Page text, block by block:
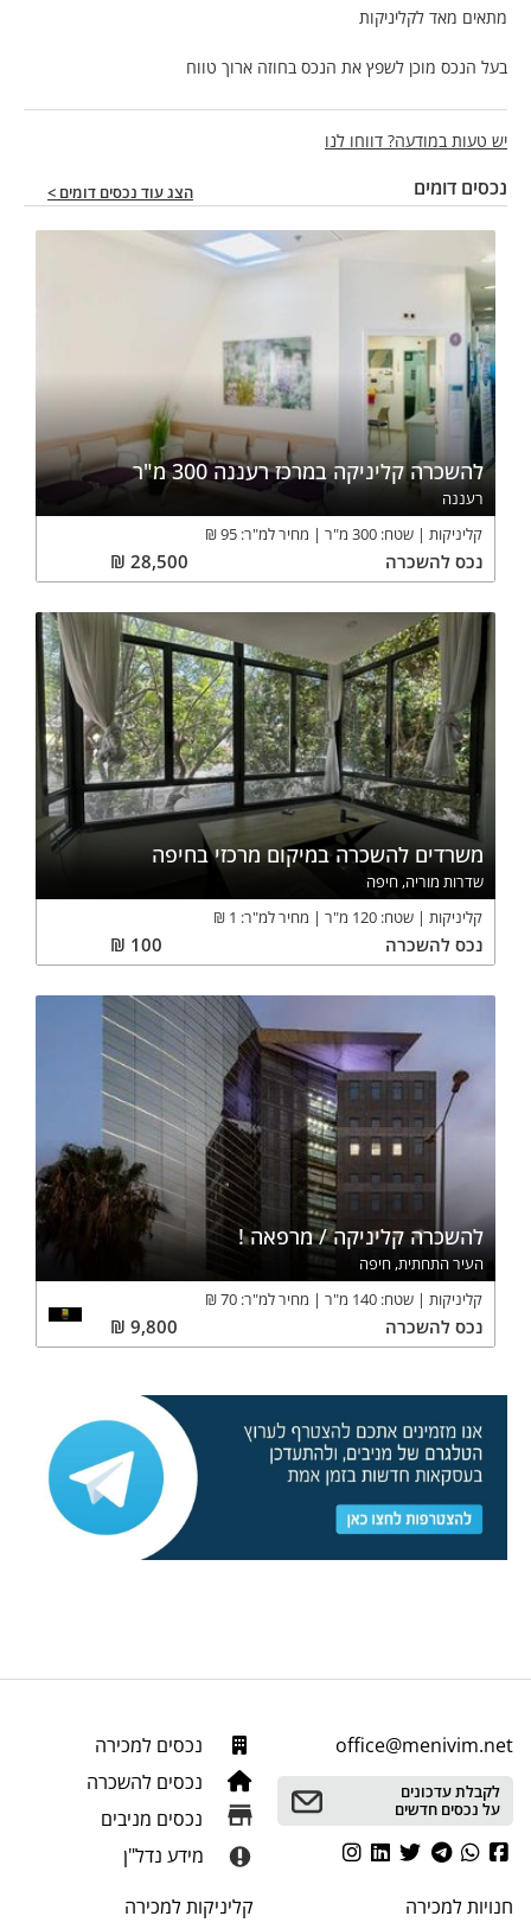
מתאים מאד לקליניקות
בעל הנכס מוכן לשפץ את הנכס בחוזה ארוך טווח
יש טעות במודעה? דווחו לנו
נכסים דומים הצג עוד נכסים דומים >
להשכרה קליניקה במרכז רעננה 300 מ"ר
רעננה
קליניקות
שטח: 300 מ"ר מחיר למ"ר: 95
₪
נכס להשכרה 28,500
₪
משרדים להשכרה במיקום מרכזי בחיפה
שדרות מוריה, חיפה
קליניקות
שטח: 120 מ"ר מחיר למ"ר: 1
₪
נכס להשכרה 100
₪
להשכרה קליניקה / מרפאה !
העיר התחתית, חיפה
קליניקות
שטח: 140 מ"ר מחיר למ"ר: 70
₪
נכס להשכרה 9,800
₪
office@menivim.net
לקבלת עדכונים
על נכסים חדשים
נכסים למכירה
נכסים להשכרה
נכסים מניבים
מידע נדל"ן
חנויותלמכירה
קליניקותלמכירה